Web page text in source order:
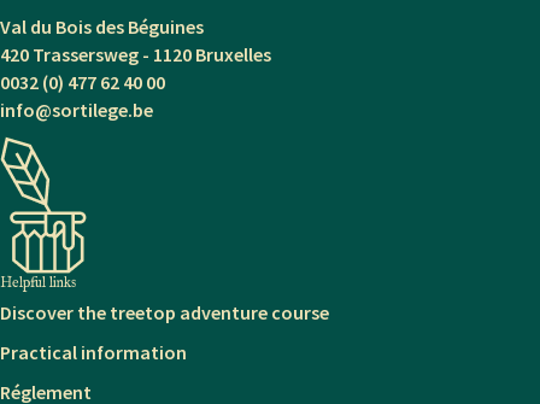
Val du Bois des Béguines
420 Trassersweg - 1120 Bruxelles
0032 (0) 477 62 40 00
info@sortilege.be
Helpful links
Discover the treetop adventure course
Practical information
Réglement